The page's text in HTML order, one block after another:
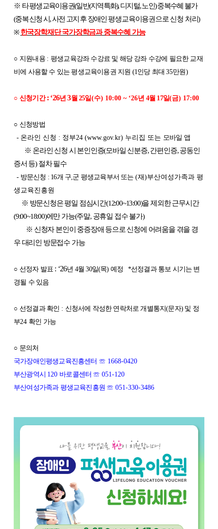
※ 타 평생교육이용권(일반(지역특화),디지털,노인 )중복수혜 불가
(중복 신청 시 ,사전 고지 후 장애인 평생교육이용권으로 신청 처리)
※한국장학재단 국가장학금과 중복수혜 가능
○ 지원내용 : 평생교육강좌 수강료 및 해당 강좌 수강에 필요한 교재
비에 사용할 수 있는 평생교육이용권 지원 (1인당 최대 35만원)
○ 신청기간 : ‘26년 3월25일(수) 10:00 ~ ‘26년 4월 17일(금) 17:00
○ 신청방법
- 온라인 신청 : 정부24 (www.gov.kr) 누리집 또는 모바일 앱
※ 온라인 신청 시 본인인증(모바일 신분증, 간편인증, 공동인
증서 등) 절차 필수
- 방문신청 : 16개 구,군 평생교육부서 또는 (재)부산여성가족과 평
생교육진흥원
※ 방문신청은 평일 점심시간(12:00~13:00)을 제외한 근무시간
(9:00~18:00)에만 가능(주말, 공휴일 접수 불가)
※ 신청자 본인이 중증장애 등으로 신청에 어려움을 겪을 경
우 대리인 방문접수 가능
○ 선정자 발표 : ‘26년 4월 30일(목) 예정 *선정결과 통보 시기는 변
경될 수 있음
○ 선정결과 확인 : 신청서에 작성한 연락처로 개별통지(문자) 및 정
부24 확인 가능
○ 문의처
국가장애인평생교육진흥센터 ☏ 1668-0420
부산광역시 120 바로콜센터 ☏ 051-120
부산여성가족과 평생교육진흥원 ☏ 051-330-3486